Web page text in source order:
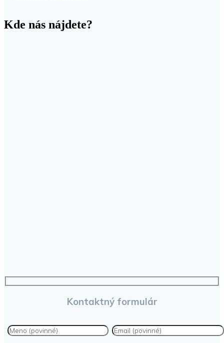
Kde nás nájdete?
Kontaktný formulár